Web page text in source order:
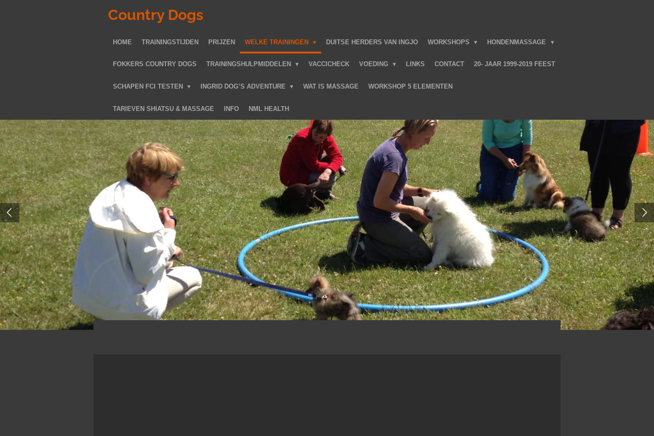
Country Dogs
HOME TRAININGSTIJDEN PRIJZEN WELKE TRAININGEN DUITSE HERDERS VAN INGJO WORKSHOPS HONDENMASSAGE
FOKKERS COUNTRY DOGS TRAININGSHULPMIDDELEN VACCICHECK VOEDING LINKS CONTACT 20- JAAR 1999-2019 FEEST
SCHAPEN FCI TESTEN INGRID DOG’S ADVENTURE WAT IS MASSAGE WORKSHOP 5 ELEMENTEN
TARIEVEN SHIATSU & MASSAGE INFO NML HEALTH